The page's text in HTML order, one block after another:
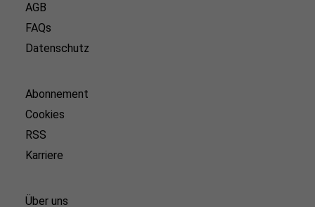
AGB
FAQs
Datenschutz
Abonnement
Cookies
RSS
Karriere
Über uns